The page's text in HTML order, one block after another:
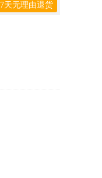
7天无理由退货